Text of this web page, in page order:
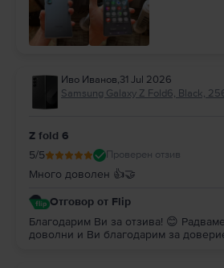
Иво Иванов,31 Jul 2026
Samsung Galaxy Z Fold6, Black,
Z fold 6
5/5 Проверен отзив
Много доволен 👍🤝
Отговор от Flip
Благодарим Ви за отзива! 😊
доволни и Ви благодарим за